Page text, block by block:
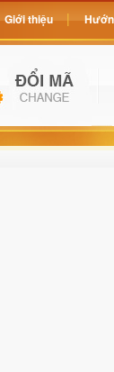
Giới thiệu